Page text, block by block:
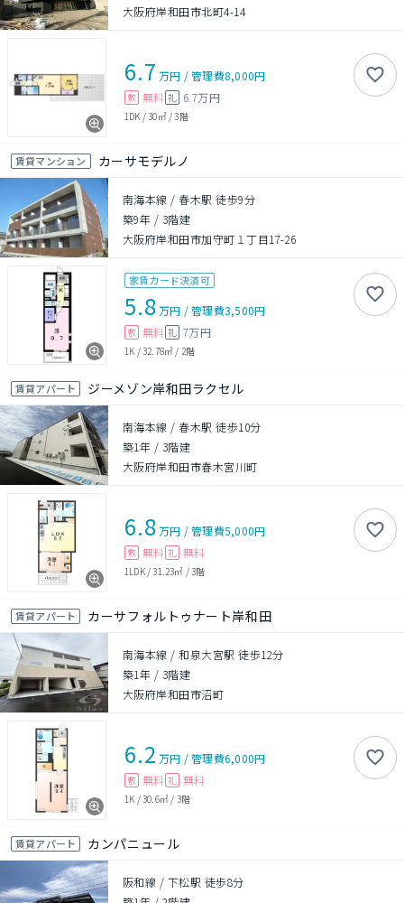
大阪府岸和田市北町4-14
6.7 万円 /管理費8,000円
敷 無料 礼 6.7万円
1DK /30㎡/3階
賃貸マンション カーサモデルノ
南海本線 / 春木駅 徒歩9分
築9年 / 3階建
大阪府岸和田市加守町１丁目17-26
家賃カード決済可
5.8万円 /管理費3,500円
敷 無料 礼 7万円
1K /32.78㎡ / 2階
賃貸アパート ジーメゾン岸和田ラクセル
南海本線 / 春木駅 徒歩10分
築1年 / 3階建
大阪府岸和田市春木宮川町
6.8万円 /管理費5,000円
敷 無料 礼 無料
1LDK/31.23㎡ /3階
賃貸アパート カーサフォルトゥナート岸和田
南海本線 / 和泉大宮駅 徒歩12分
築1年 / 3階建
大阪府岸和田市沼町
6.2 万円 /管理費6,000円
敷 無料 礼 無料
1K /30.6㎡ / 3階
賃貸アパート カンパニュール
阪和線 / 下松駅 徒歩8分